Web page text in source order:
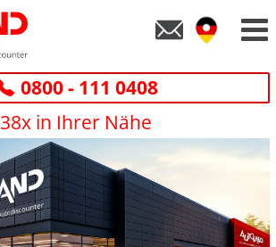
0800 - 111 0408
38x in Ihrer Nähe